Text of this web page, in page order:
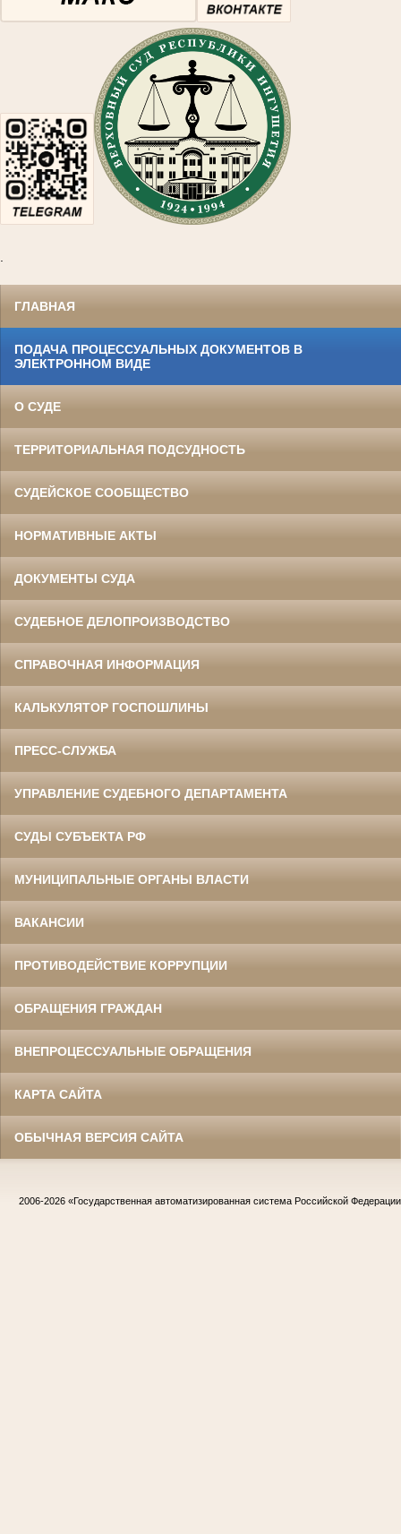
ГЛАВНАЯ
ПОДАЧА ПРОЦЕССУАЛЬНЫХ ДОКУМЕНТОВ В
ЭЛЕКТРОННОМ ВИДЕ
О СУДЕ
ТЕРРИТОРИАЛЬНАЯ ПОДСУДНОСТЬ
СУДЕЙСКОЕ СООБЩЕСТВО
НОРМАТИВНЫЕ АКТЫ
ДОКУМЕНТЫ СУДА
СУДЕБНОЕ ДЕЛОПРОИЗВОДСТВО
СПРАВОЧНАЯ ИНФОРМАЦИЯ
КАЛЬКУЛЯТОР ГОСПОШЛИНЫ
ПРЕСС-СЛУЖБА
УПРАВЛЕНИЕ СУДЕБНОГО ДЕПАРТАМЕНТА
СУДЫ СУБЪЕКТА РФ
МУНИЦИПАЛЬНЫЕ ОРГАНЫ ВЛАСТИ
ВАКАНСИИ
ПРОТИВОДЕЙСТВИЕ КОРРУПЦИИ
ОБРАЩЕНИЯ ГРАЖДАН
ВНЕПРОЦЕССУАЛЬНЫЕ ОБРАЩЕНИЯ
КАРТА САЙТА
ОБЫЧНАЯ ВЕРСИЯ САЙТА
2006-2026 «Государственная автоматизированная система Российской